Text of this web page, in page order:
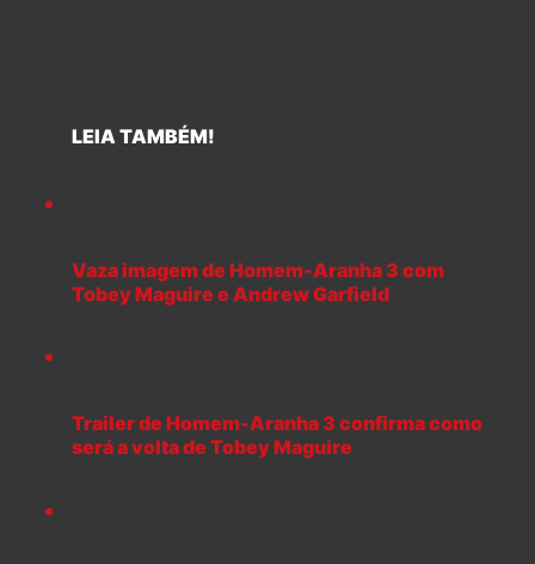
LEIA TAMBÉM!
Vaza imagem de Homem-Aranha 3 com
Tobey Maguire e Andrew Garfield
Trailer de Homem-Aranha 3 confirma como
será a volta de Tobey Maguire